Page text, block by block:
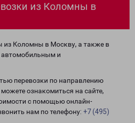
из Коломны в
из Коломны в Москву, а также в
автомобильным и
перевозки по направлению
ознакомиться на сайте,
с помощью онлайн-
нам по телефону: +7 (495)